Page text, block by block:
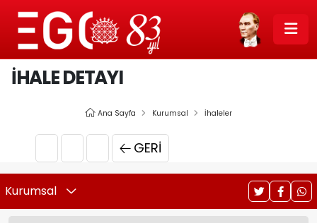
İHALE DETAYI
Ana Sayfa Kurumsal İhaleler
GERI
Kurumsal